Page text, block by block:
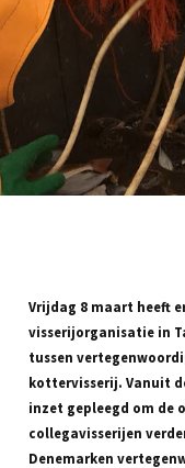
Vrijdag 8 maart heeft
visserijorganisatie in
tussen
kottervisserij. Vanuit
inzet gepleegd om de
collegavisserijen
Denemarken